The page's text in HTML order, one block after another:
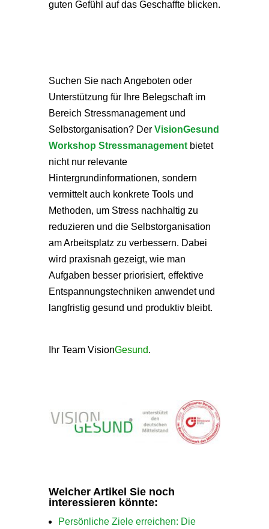
guten Gefühl auf das Geschaffte blicken.
Suchen Sie nach Angeboten oder
Unterstützung für Ihre Belegschaft im
Bereich Stressmanagement und
Selbstorganisation? Der VisionGesund
Workshop Stressmanagementbietet
nicht nur relevante
Hintergrundinformationen, sondern
vermittelt auch konkrete Tools und
Methoden, um Stress nachhaltig zu
reduzieren und die Selbstorganisation
am Arbeitsplatz zu verbessern. Dabei
wird praxisnah gezeigt, wie man
Aufgaben besser priorisiert, effektive
Entspannungstechniken anwendet und
langfristig gesund und produktiv bleibt.
Ihr Team VisionGesund.
Welcher Artikel Sie noch
interessieren könnte:
Persönliche Ziele erreichen: Die